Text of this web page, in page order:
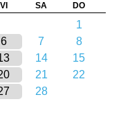
VI SA DO
1
6 7
8
14
15
21
22
28